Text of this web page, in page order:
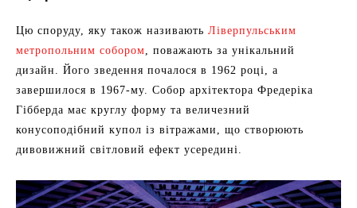
Цю споруду, яку також називають Ліверпульським
метропольним собором , поважають за унікальний
дизайн. Його зведення почалося в 1962 році, а
завершилося в 1967-му. Собор архітектора Фредеріка
Гібберда має круглу форму та величезний
конусоподібний купол із вітражами, що створюють
дивовижний світловий ефект усередині.